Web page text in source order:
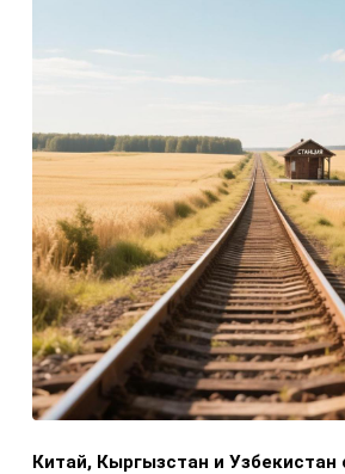
Китай, Кыргызстан и Узбекистан